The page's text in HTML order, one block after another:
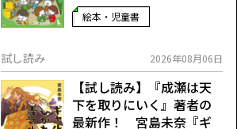
絵本・児童書
試し読み 2026年08月06日
【試し読み】『成瀬は天
下を取りにいく』著者の
最新作！ 宮島未奈『ギ